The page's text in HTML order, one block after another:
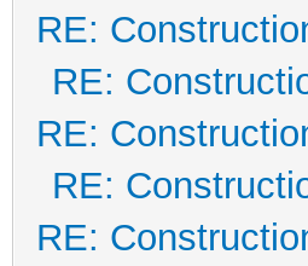
RE:
RE:
RE:
RE:
RE: